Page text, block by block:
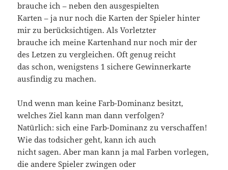
brauche ich – neben den ausgespielten
Karten – ja nur noch die Karten der Spieler hinter
mir zu berücksichtigen. Als Vorletzter
brauche ich meine Kartenhand nur noch mir der
des Letzen zu vergleichen. Oft genug reicht
das schon, wenigstens 1 sichere Gewinnerkarte
ausfindig zu machen.
Und wenn man keine Farb-Dominanz besitzt,
welches Ziel kann man dann verfolgen?
Natürlich: sich eine Farb-Dominanz zu verschaffen!
Wie das todsicher geht, kann ich auch
nicht sagen. Aber man kann ja mal Farben vorlegen,
die andere Spieler zwingen oder